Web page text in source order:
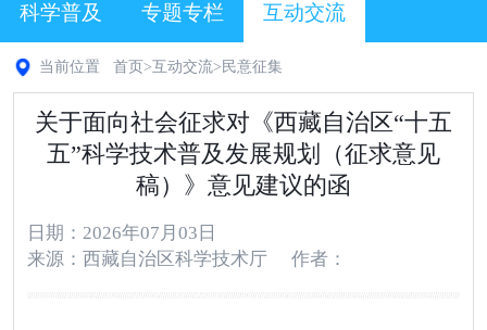
科学普及 专题专栏 互动交流
当前位置 首页 >互动交流> 民意征集
关于面向社会征求对《西藏自治区“十五
五”科学技术普及发展规划（征求意见
稿）》意见建议的函
日期：2026年07月03日
来源：西藏自治区科学技术厅
作者：